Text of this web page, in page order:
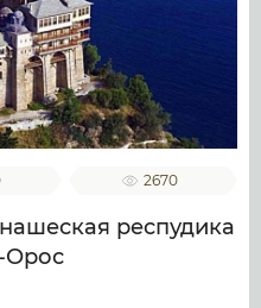
2670
респудика
Орос